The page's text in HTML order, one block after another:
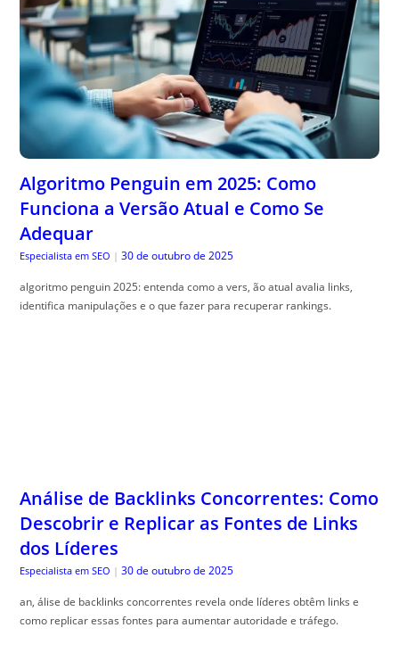
Algoritmo Penguin em 2025: Como
Funciona a Versão Atual e Como Se
Adequar
Especialista em SEO | 30 de outubro de 2025
algoritmo penguin 2025: entenda como a vers, ão atual avalia links,
identifica manipulações e o que fazer para recuperar rankings.
Análise de Backlinks Concorrentes: Como
Descobrir e Replicar as Fontes de Links
dos Líderes
Especialista em SEO | 30 de outubro de 2025
an, álise de backlinks concorrentes revela onde líderes obtêm links e
como replicar essas fontes para aumentar autoridade e tráfego.